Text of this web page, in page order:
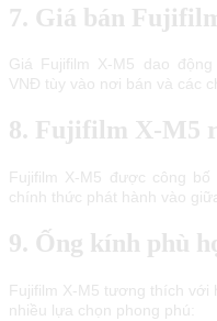
7. Giá bán
Giá Fujifilm X-M5 dao
VNĐ tùy vào nơi bán và các
8. Fujifilm X-M5
Fujifilm X-M5 được công
chính thức phát hành vào
9. Ống kính phù
Fujifilm X-M5 tương thích với
nhiều lựa chọn phong phú: